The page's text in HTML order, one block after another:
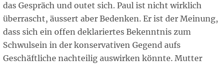
das Gespräch und outet sich. Paul ist nicht wirklich
überrascht, äussert aber Bedenken. Er ist der Meinung,
dass sich ein offen deklariertes Bekenntnis zum
Schwulsein in der konservativen Gegend aufs
Geschäftliche nachteilig auswirken könnte. Mutter